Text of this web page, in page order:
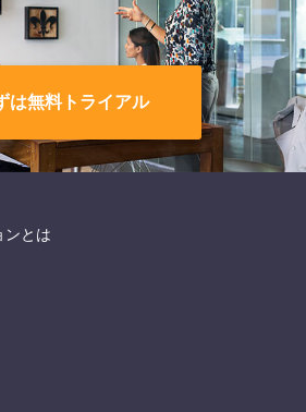
は無料トライアル
ンとは